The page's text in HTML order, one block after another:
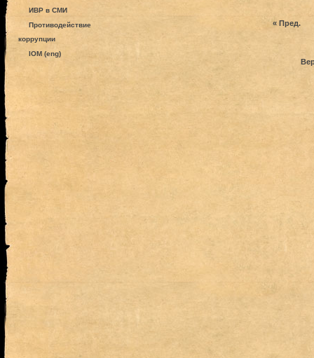
ИВР в СМИ
Противодействие
коррупции
IOM (eng)
« Пред.